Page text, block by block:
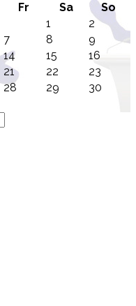
Fr Sa
So
1
2
7 8
9
14 15
16
21 22
23
28 29
30